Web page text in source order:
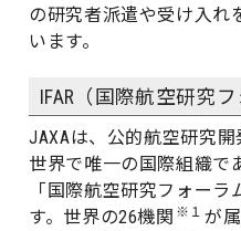
の研究者派遣や受け入れ
います。
IFAR（国際航空研究
JAXAは、公的航空研究
世界で唯一の国際組織で
「国際航空研究フォーラ
す。世界の26機関 ※１ が